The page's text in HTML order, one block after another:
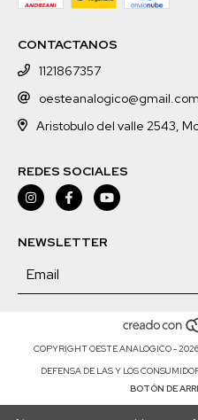
CONTACTANOS
1121867357
oesteanalogico@gmail.com
Aristobulo del valle 2543,
REDES SOCIALES
NEWSLETTER
COPYRIGHT OESTE ANALOGICO -
DEFENSA DE LAS Y LOS
BOTÓN DE